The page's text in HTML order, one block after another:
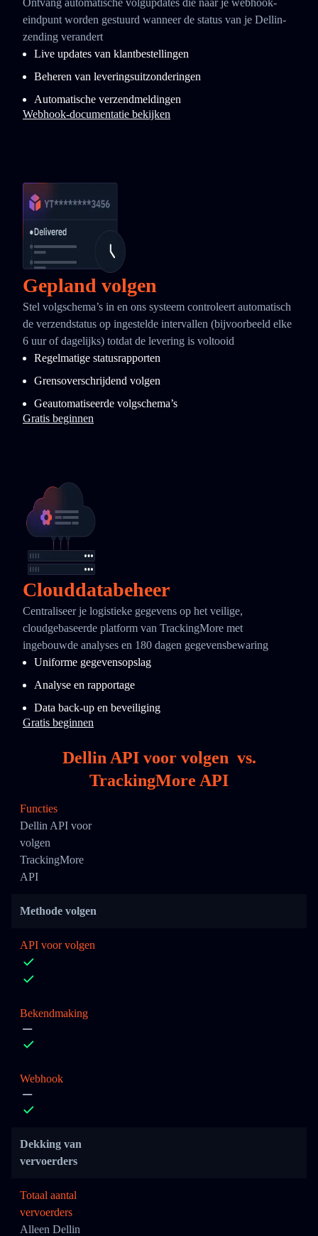
Ontvang automatische volgupdates die naar je webhook-
eindpunt worden gestuurd wanneer de status van je Dellin-
zending verandert
Live updates van klantbestellingen
Beheren van leveringsuitzonderingen
Automatische verzendmeldingen
Webhook-documentatie bekijken
Gepland volgen
Stel volgschema’s in en ons systeem controleert automatisch
de verzendstatus op ingestelde intervallen (bijvoorbeeld elke
6 uur of dagelijks) totdat de levering is voltooid
Regelmatige statusrapporten
Grensoverschrijdend volgen
Geautomatiseerde volgschema’s
Gratis beginnen
Clouddatabeheer
Centraliseer je logistieke gegevens op het veilige,
cloudgebaseerde platform van TrackingMore met
ingebouwde analyses en 180 dagen gegevensbewaring
Uniforme gegevensopslag
Analyse en rapportage
Data back-up en beveiliging
Gratis beginnen
Dellin API voor volgen vs.
TrackingMore API
Functies
Dellin API voor
volgen
TrackingMore
API
Methode volgen
API voor volgen
Bekendmaking
Webhook
Dekking van
vervoerders
Totaal aantal
vervoerders
Alleen Dellin